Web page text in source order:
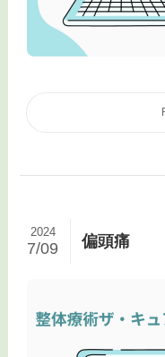
偏頭痛
2024
7/09